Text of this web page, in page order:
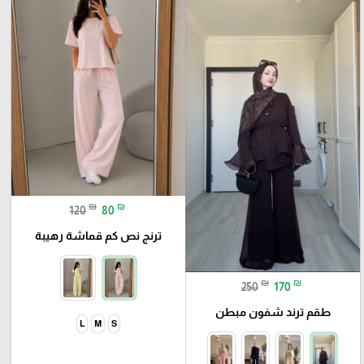
250 ₪ 170 ₪
طقم ترند شفون مبطن
120 ₪ 80 ₪
ترنج نص كم قماشة رهيبة
S
M
L